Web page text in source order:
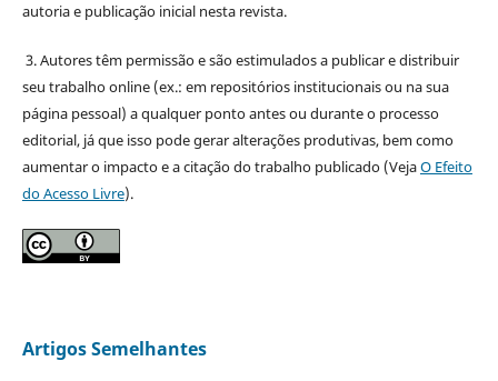
autoria e publicação inicial nesta revista.
3. Autores têm permissão e são estimulados a publicar e distribuir
seu trabalho online (ex.: em repositórios institucionais ou na sua
página pessoal) a qualquer ponto antes ou durante o processo
editorial, já que isso pode gerar alterações produtivas, bem como
aumentar o impacto e a citação do trabalho publicado (VejaO Efeito
do Acesso Livre).
Artigos Semelhantes